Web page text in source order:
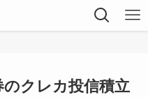
クレカ投信積立